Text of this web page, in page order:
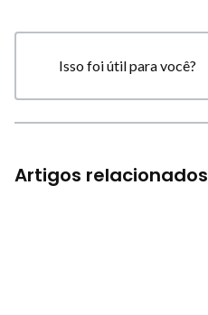
Isso foi útil para você?
Artigos relacionados